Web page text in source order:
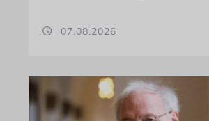
07.08.2026